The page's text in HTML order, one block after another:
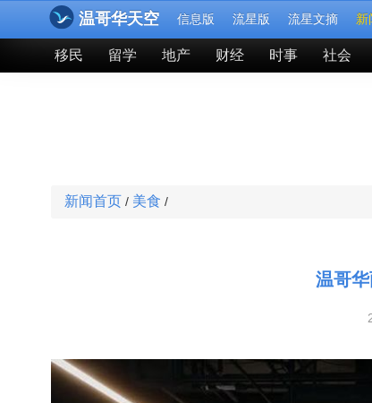
温哥华天空 信息版 流星版 流星文摘 新
移民 留学 地产 财经 时事 社会
新闻首页 / 美食 /
温哥